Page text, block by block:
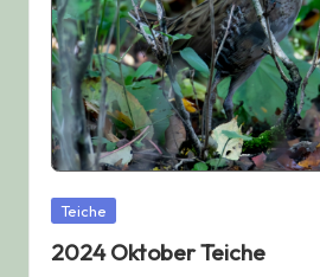
Posted
in Teiche
2024 Oktober Teiche